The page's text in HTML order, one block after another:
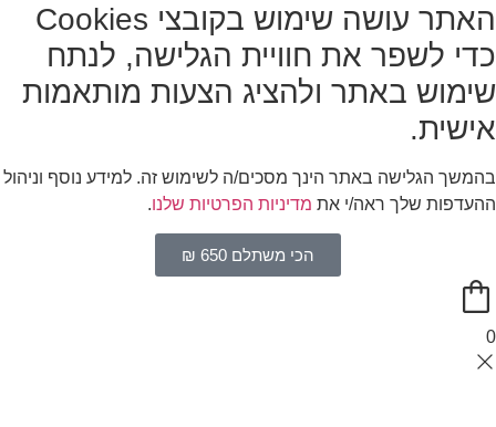
האתר עושה שימוש בקובצי Cookies
כדי לשפר את חוויית הגלישה, לנתח
שימוש באתר ולהציג הצעות מותאמות
אישית.
בהמשך הגלישה באתר הינך מסכים/ה לשימוש זה. למידע נוסף וניהול
ההעדפות שלך ראה/י את מדיניות הפרטיות שלנו.
הכי משתלם 650 ₪
0